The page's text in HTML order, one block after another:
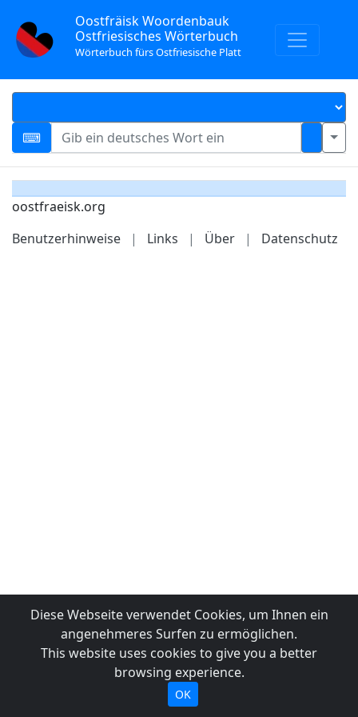
Oostfräisk Woordenbauk
Ostfriesisches Wörterbuch
Wörterbuch fürs Ostfriesische Platt
oostfraeisk.org
Benutzerhinweise
| Links | Über | Datenschutz
Diese Webseite verwendet Cookies, um Ihnen ein
angenehmeres Surfen zu ermöglichen.
This website uses cookies to give you a better
browsing experience.
OK